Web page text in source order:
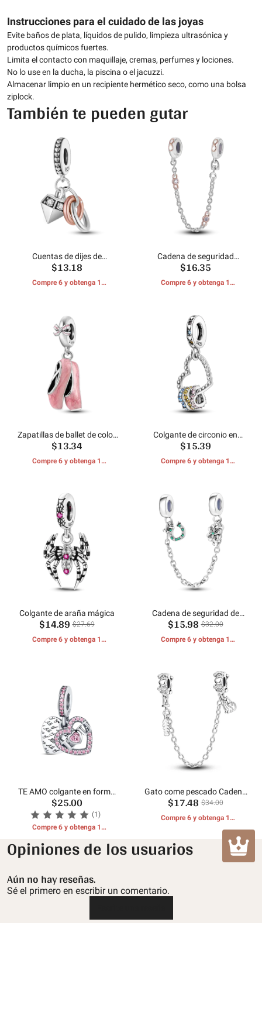
Instrucciones para el cuidado de las joyas
Evite baños de plata, líquidos de pulido, limpieza ultrasónica y
productos químicos fuertes.
Limita el contacto con maquillaje, cremas, perfumes y lociones.
No lo use en la ducha, la piscina o el jacuzzi.
Almacenar limpio en un recipiente hermético seco, como una bolsa
ziplock.
También te pueden gutar
Cuentas de dijes de
diamantes y anillos
$13.18
Compre 6 y obtenga 1
Cadena de seguridad
símbolo eterno
$16.35
Compre 6 y obtenga 1
Zapatillas de ballet de color
rosa cuelgan
$13.34
Compre 6 y obtenga 1
Colgante de circonio en
forma de corazón
$15.39
Compre 6 y obtenga 1
Colgante de araña mágica
$14.89 $27.69
Compre 6 y obtenga 1
Cadena de seguridad de
herradura de trébol
$15.98 $32.00
Compre 6 y obtenga 1
TE AMO colgante en forma
de corazón
$25.00
(1)
Compre 6 y obtenga 1
Gato come pescado Cadena
de seguridad
$17.48 $34.00
Compre 6 y obtenga 1
Opiniones de los usuarios
Aún no hay reseñas.
Sé el primero en escribir un comentario.